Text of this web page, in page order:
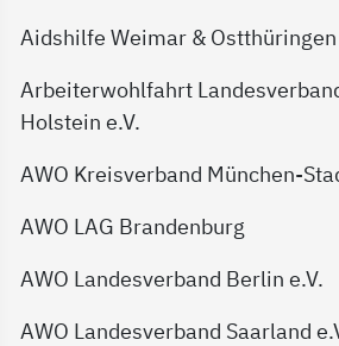
Aidshilfe Weimar & Ostthüringen
Arbeiterwohlfahrt
Holstein e.V.
AWO Kreisverband München-
AWO LAG Brandenburg
AWO Landesverband Berlin e.V.
AWO Landesverband Saarland